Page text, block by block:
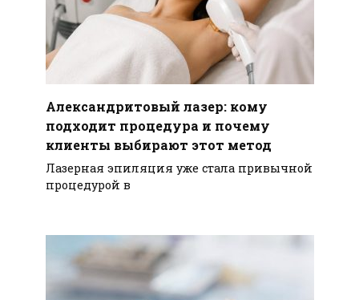
Александритовый лазер: кому
подходит процедура и почему
клиенты выбирают этот метод
Лазерная эпиляция уже стала привычной
процедурой в